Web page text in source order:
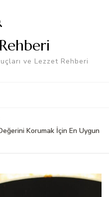
ve Lezzet Rehberi
Korumak İçin En Uygun